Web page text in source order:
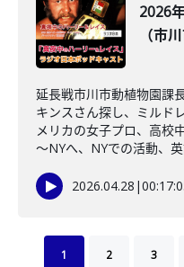
2026
（市
延長戦市川市動植物園課
キンスさん探し、ミルド
メリカの女子プロ、高校
～NYへ、NYでの活動、
2026.04.28 |
1 2 3